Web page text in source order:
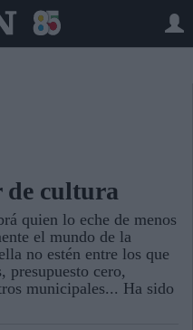
de cultura
quien lo eche de menos
el mundo de la
no estén entre los que
presupuesto cero,
municipales... Ha sido